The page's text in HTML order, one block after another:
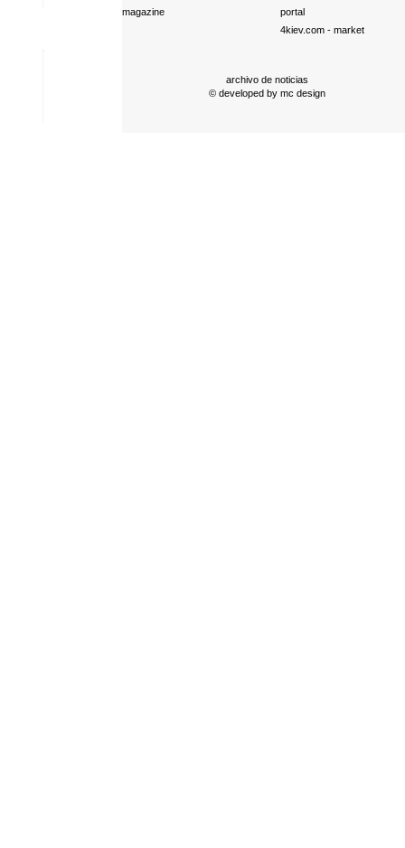
magazine
portal
4kiev.com- market
archivo de noticias
© developed by mc design